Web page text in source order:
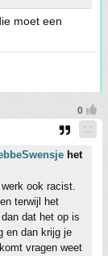
moet een
het
ook racist.
terwijl het
dat het op is
en dan krijg je
vragen weet